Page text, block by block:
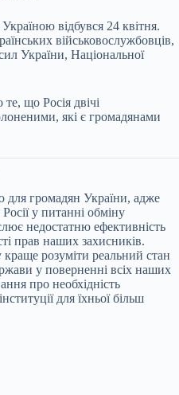
відбувся 24 квітня.
військовослужбовців,
України, Національної
що Росія двічі
які є громадянами
громадян України, адже
у питанні обміну
недостатню ефективність
прав наших захисників.
розуміти реальний стан
у поверненні всіх наших
про необхідність
для їхньої більш